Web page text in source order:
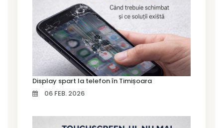
Display spart la telefon în Timișoara
06 FEB. 2026